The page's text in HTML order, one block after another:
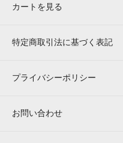
カートを見る
特定商取引法に基づく表記
プライバシーポリシー
お問い合わせ